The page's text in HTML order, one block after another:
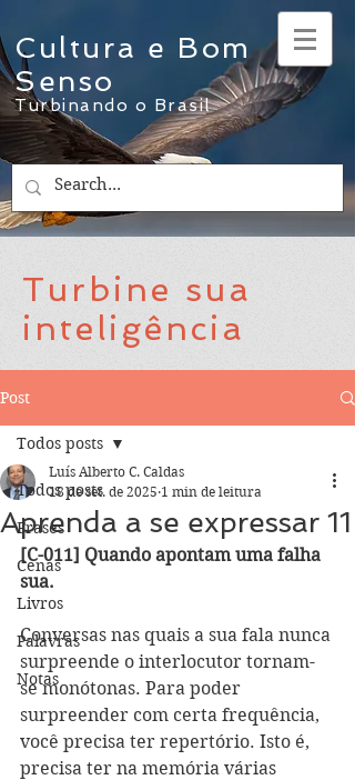
Cultura e Bom
Senso
Turbinando o Brasil
Turbine sua
inteligência
Post
Todos posts
Frases
Cenas
Livros
Palavras
Notas
Todos posts
Aprenda a se expressar 11
Luís Alberto C. Caldas
18 de set. de 2025 1 min de leitura
[C-011] Quando apontam uma falha
sua.
Conversas nas quais a sua fala nunca
surpreende o interlocutor tornam-
se monótonas. Para poder
surpreender com certa frequência,
você precisa ter repertório. Isto é,
precisa ter na memória várias